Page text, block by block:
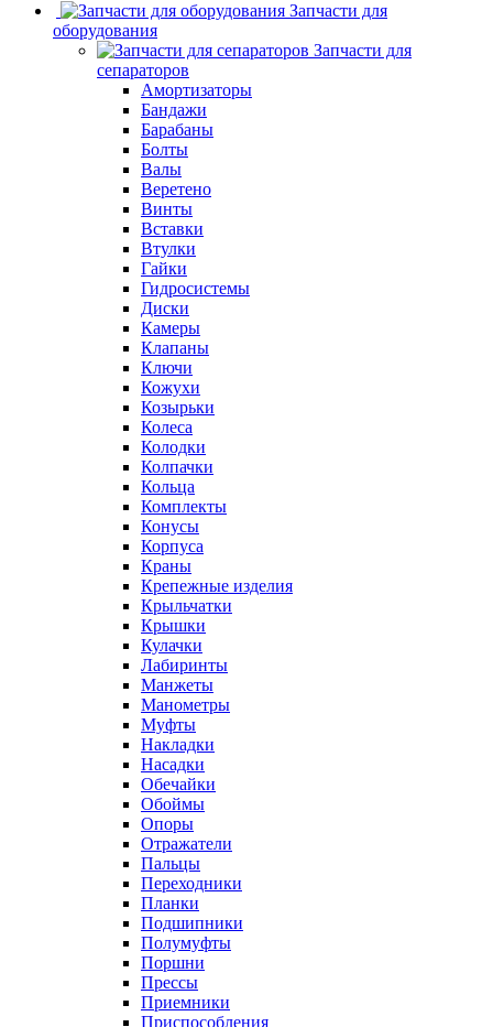
Запчасти для
оборудования
Запчасти для
сепараторов
Амортизаторы
Бандажи
Барабаны
Болты
Валы
Веретено
Винты
Вставки
Втулки
Гайки
Гидросистемы
Диски
Камеры
Клапаны
Ключи
Кожухи
Козырьки
Колеса
Колодки
Колпачки
Кольца
Комплекты
Конусы
Корпуса
Краны
Крепежные изделия
Крыльчатки
Крышки
Кулачки
Лабиринты
Манжеты
Манометры
Муфты
Накладки
Насадки
Обечайки
Обоймы
Опоры
Отражатели
Пальцы
Переходники
Планки
Подшипники
Полумуфты
Поршни
Прессы
Приемники
Приспособления